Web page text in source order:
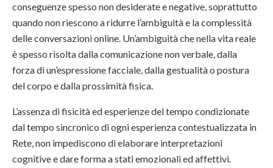
conseguenze spesso non desiderate e negative, soprattutto
quando non riescono a ridurre l’ambiguità e la complessità
delle conversazioni online. Un’ambiguità che nella vita reale
è spesso risolta dalla comunicazione non verbale, dalla
forza di un’espressione facciale, dalla gestualità o postura
del corpo e dalla prossimità fisica.
L’assenza di fisicità ed esperienze del tempo condizionate
dal tempo sincronico di ogni esperienza contestualizzata in
Rete, non impediscono di elaborare interpretazioni
cognitive e dare forma a stati emozionali ed affettivi.